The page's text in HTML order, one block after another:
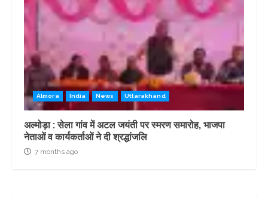
Almora India News Uttarakhand
अल्मोड़ा : सेला गांव में अटल जयंती पर स्मरण समारोह, भाजपा
नेताओं व कार्यकर्ताओं ने दी श्रद्धांजलि
7 months ago